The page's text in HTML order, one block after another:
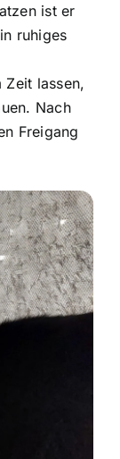
ist er
ruhiges
Zeit lassen,
Nach
Freigang